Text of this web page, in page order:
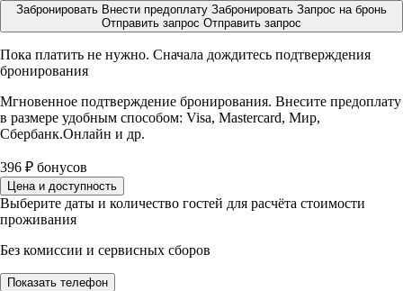
Забронировать Внести предоплату Забронировать Запрос на бронь
Отправить запрос Отправить запрос
Пока платить не нужно. Сначала дождитесь подтверждения
бронирования
Мгновенное подтверждение бронирования. Внесите предоплату
в размере удобным способом: Visa, Mastercard, Мир,
Сбербанк.Онлайн и др.
396 ₽ бонусов
Цена и доступность
Выберите даты и количество гостей для расчёта стоимости
проживания
Без комиссии и сервисных сборов
Показать телефон